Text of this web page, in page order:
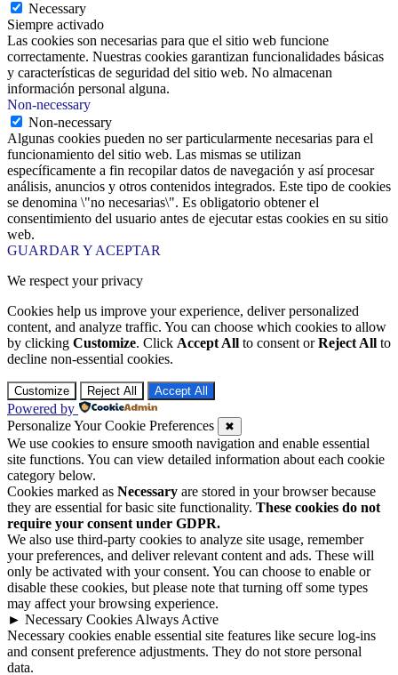
Necessary
Siempre activado
Las cookies son necesarias para que el sitio web funcione
correctamente. Nuestras cookies garantizan funcionalidades básicas
y características de seguridad del sitio web. No almacenan
información personal alguna.
Non-necessary
Non-necessary
Algunas cookies pueden no ser particularmente necesarias para el
funcionamiento del sitio web. Las mismas se utilizan
específicamente a fin recopilar datos de navegación y así procesar
análisis, anuncios y otros contenidos integrados. Este tipo de cookies
se denomina \"no necesarias\". Es obligatorio obtener el
consentimiento del usuario antes de ejecutar estas cookies en su sitio
web.
GUARDAR Y ACEPTAR
We respect your privacy
Cookies help us improve your experience, deliver personalized
content, and analyze traffic. You can choose which cookies to allow
by clicking Customize. Click Accept All to consent orReject All to
decline non-essential cookies.
Customize Reject All Accept All
Powered by
Personalize Your Cookie Preferences
✖
We use cookies to ensure smooth navigation and enable essential
site functions. You can view detailed information about each cookie
category below.
Cookies marked as Necessary are stored in your browser because
they are essential for basic site functionality. These cookies do not
require your consent under GDPR.
We also use third-party cookies to analyze site usage, remember
your preferences, and deliver relevant content and ads. These will
only be activated with your consent. You can choose to enable or
disable these cookies, but please note that turning off some types
may affect your browsing experience.
► Necessary Cookies Always Active
Necessary cookies enable essential site features like secure log-ins
and consent preference adjustments. They do not store personal
data.